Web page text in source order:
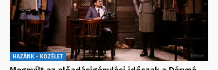
HAZÁNK - KÖZÉLET